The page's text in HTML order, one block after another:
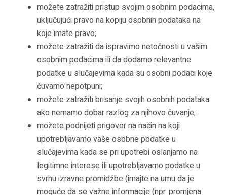
možete zatražiti pristup svojim osobnim podacima,
uključujući pravo na kopiju osobnih podataka na
koje imate pravo;
možete zatražiti da ispravimo netočnosti u vašim
osobnim podacima ili da dodamo relevantne
podatke u slučajevima kada su osobni podaci koje
čuvamo nepotpuni;
možete zatražiti brisanje svojih osobnih podataka
ako nemamo dobar razlog za njihovo čuvanje;
možete podnijeti prigovor na način na koji
upotrebljavamo vaše osobne podatke u
slučajevima kada se pri upotrebi oslanjamo na
legitimne interese ili upotrebljavamo podatke u
svrhu izravne promidžbe (imajte na umu da je
moguće da se važne informacije (npr. promjena